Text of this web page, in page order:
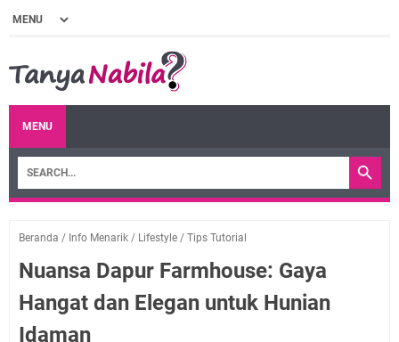
MENU
Beranda / Info Menarik / Lifestyle / Tips Tutorial
Nuansa Dapur Farmhouse: Gaya
Hangat dan Elegan untuk Hunian
Idaman